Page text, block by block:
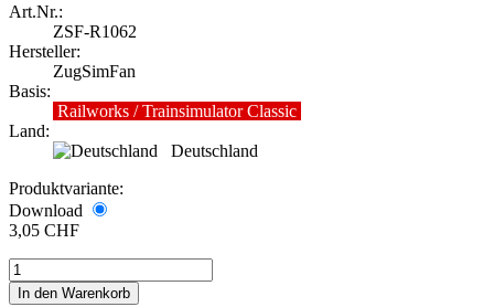
Art.Nr.:
ZSF-R1062
Hersteller:
ZugSimFan
Basis:
Railworks / Trainsimulator Classic
Land:
Deutschland
Produktvariante:
Download
3,05 CHF